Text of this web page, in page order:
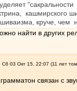
кашмирского
круче, чем
найти в других
Сб 03 Окт 15, 22:07 (11 лет
связан с